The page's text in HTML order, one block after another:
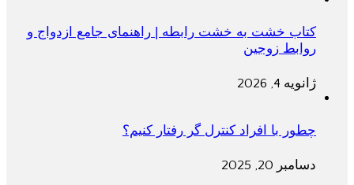
کتاب خشت به خشت رابطه | راهنمای جامع ازدواج و
روابط زوجین
ژانویه 4, 2026
چطور با افراد کنترل گر رفتار کنیم؟
دسامبر 20, 2025